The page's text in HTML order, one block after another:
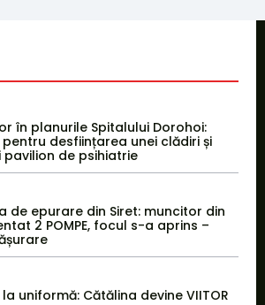
în planurile Spitalului Dorohoi:
desființarea unei clădiri și
de psihiatrie
de epurare din Siret: muncitor din
2 POMPE, focul s-a aprins –
uniformă: Cătălina devine VIITOR